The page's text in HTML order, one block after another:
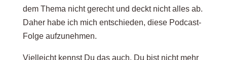
dem Thema nicht gerecht und deckt nicht alles ab.
Daher habe ich mich entschieden, diese Podcast-
Folge aufzunehmen.
Vielleicht kennst Du das auch. Du bist nicht mehr